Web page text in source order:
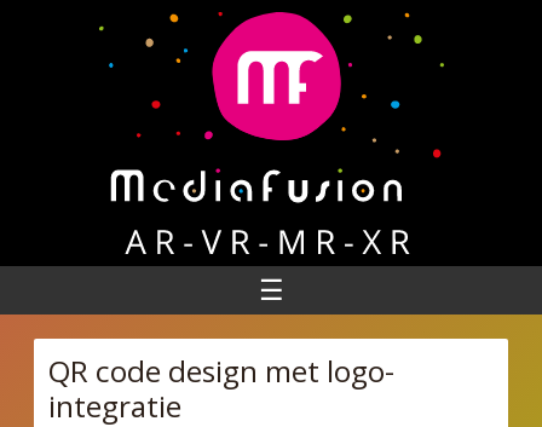
☰
QR code design met logo-
integratie